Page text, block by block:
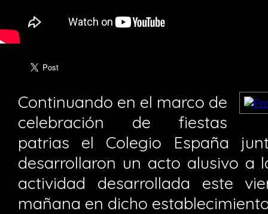
Continuando en el marco de
celebración de fiestas
patrias el Colegio España
desarrollaron un acto alusivo a
actividad desarrollada este
mañana en dicho